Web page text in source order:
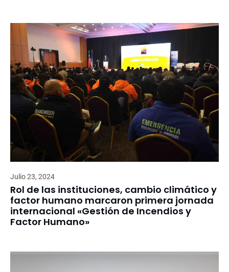
Julio 23, 2024
Rol de las instituciones, cambio climático y
factor humano marcaron primera jornada
internacional «Gestión de Incendios y
Factor Humano»